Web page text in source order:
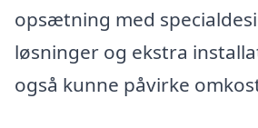
opsætning med
løsninger og ekstra
også kunne påvirke